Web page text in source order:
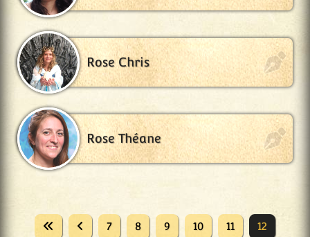
Rose Chris
Rose Théane
7 8 9 10 11 12